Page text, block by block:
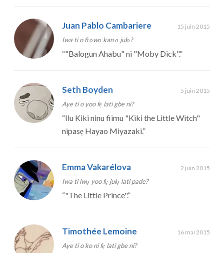
Juan Pablo Cambariere 15 juin 2015
Iwa ti o fi ọwọ kan ọ julọ?
“"Balogun Ahabu" ni "Moby Dick".”
Seth Boyden 5 juin 2015
Aye ti o yoo fẹ lati gbe ni?
“Ilu Kiki ninu fiimu "Kiki the Little Witch"
nipasẹ Hayao Miyazaki.”
Emma Vakarélova 2 juin 2015
Iwa ti iwọ yoo fẹ julọ lati pade?
“"The Little Prince".”
Timothée Lemoine 16 mai 2015
Aye ti o ko ni fẹ lati gbe ni?